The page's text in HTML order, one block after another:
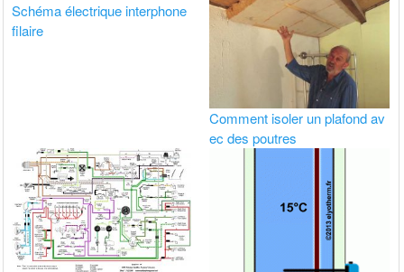
Schéma électrique interphone
filaire
Comment isoler un plafond av
ec des poutres